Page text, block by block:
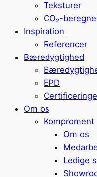
Teksturer
CO₂-
Inspiration
Referencer
Bæredygtighed
EPD
Om os
Komproment
Om os
Ledige